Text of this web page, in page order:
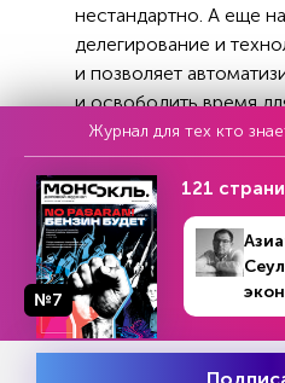
нестандартно. А еще
делегирование и
и позволяет
и освободить время
планирования».
Журнал для тех кто
№7
121